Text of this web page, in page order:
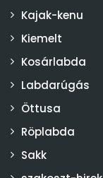
Kajak-kenu
Kiemelt
Kosárlabda
Labdarúgás
Öttusa
Röplabda
Sakk